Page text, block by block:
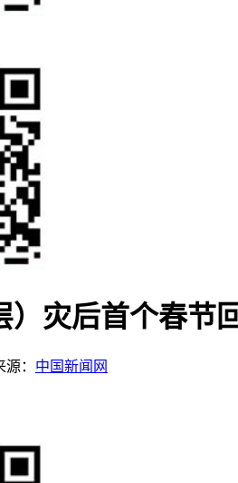
）灾后首个春节
： 中国新闻网